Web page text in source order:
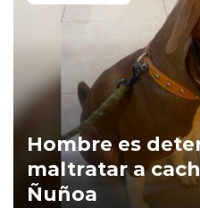
Hombre es
maltratar a
Ñuñoa